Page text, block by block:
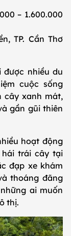
– 1.600.000
TP. Cần Thơ
được nhiều du
cuộc sống
cây xanh mát,
gần gũi thiên
hoạt động
trái cây tại
đạp xe khám
thoáng đãng
ai muốn
thị.